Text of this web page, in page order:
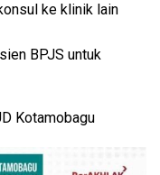
ke klinik lain
BPJS untuk
Kotamobagu